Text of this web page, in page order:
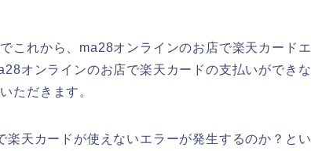
これから、ma28オンラインのお店で楽天カードエ
オンラインのお店で楽天カードの支払いができな
ただきます。
楽天カードが使えないエラーが発生するのか？とい